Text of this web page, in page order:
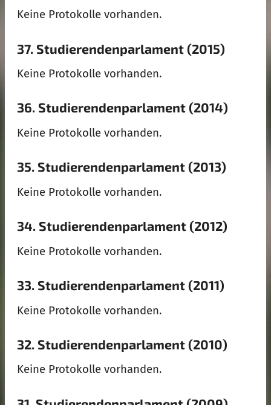
Keine Protokolle vorhanden.
37. Studierendenparlament (2015)
Keine Protokolle vorhanden.
36. Studierendenparlament (2014)
Keine Protokolle vorhanden.
35. Studierendenparlament (2013)
Keine Protokolle vorhanden.
34. Studierendenparlament (2012)
Keine Protokolle vorhanden.
33. Studierendenparlament (2011)
Keine Protokolle vorhanden.
32. Studierendenparlament (2010)
Keine Protokolle vorhanden.